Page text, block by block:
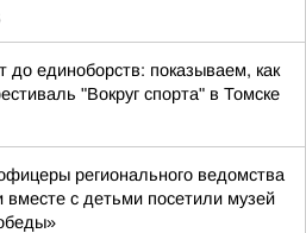
до единоборств: показываем, как
"Вокруг спорта" в Томске
регионального ведомства
вместе с детьми посетили музей